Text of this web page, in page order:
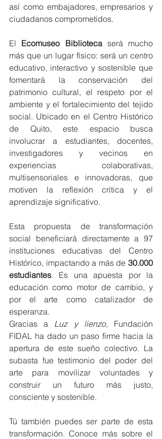
así como embajadores, empresarios y
ciudadanos comprometidos.
El Ecomuseo Biblioteca será mucho
más que un lugar físico: será un centro
educativo, interactivo y sostenible que
fomentará la conservación del
patrimonio cultural, el respeto por el
ambiente y el fortalecimiento del tejido
social. Ubicado en el Centro Histórico
de Quito, este espacio busca
involucrar a estudiantes, docentes,
investigadores y vecinos en
experiencias colaborativas,
multisensoriales e innovadoras, que
motiven la reflexión crítica y el
aprendizaje significativo.
Esta propuesta de transformación
social beneficiará directamente a 97
instituciones educativas del Centro
Histórico, impactando a más de 30.000
estudiantes. Es una apuesta por la
educación como motor de cambio, y
por el arte como catalizador de
esperanza.
Gracias a Luz y lienzo, Fundación
FIDAL ha dado un paso firme hacia la
apertura de este sueño colectivo. La
subasta fue testimonio del poder del
arte para movilizar voluntades y
construir un futuro más justo,
consciente y sostenible.
Tú también puedes ser parte de esta
transformación. Conoce más sobre el